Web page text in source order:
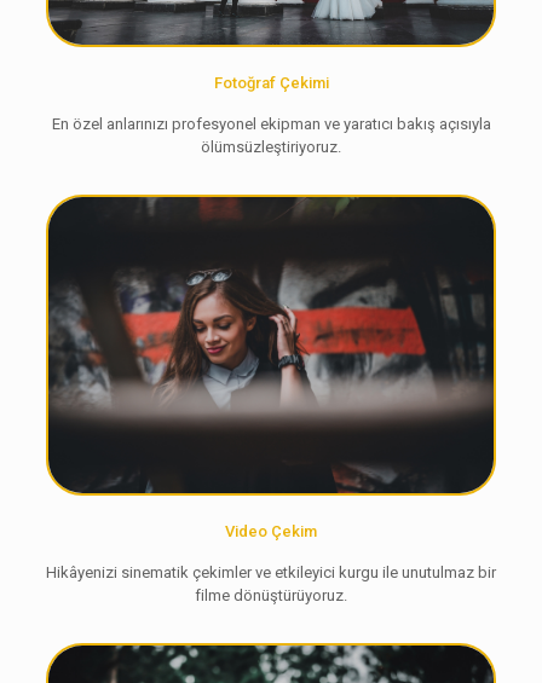
Fotoğraf Çekimi
En özel anlarınızı profesyonel ekipman ve yaratıcı bakış açısıyla
ölümsüzleştiriyoruz.
Video Çekim
Hikâyenizi sinematik çekimler ve etkileyici kurgu ile unutulmaz bir
filme dönüştürüyoruz.